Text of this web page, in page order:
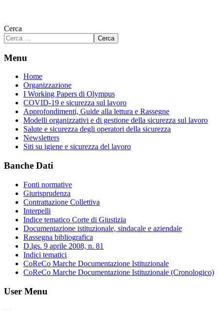
Cerca
Cerca
Menu
Home
Organizzazione
I Working Papers di Olympus
COVID-19 e sicurezza sul lavoro
Approfondimenti, Guide alla lettura e Rassegne
Modelli organizzativi e di gestione della sicurezza sul lavoro
Salute e sicurezza degli operatori della sicurezza
Newsletters
Siti su igiene e sicurezza del lavoro
Banche Dati
Fonti normative
Giurisprudenza
Contrattazione Collettiva
Interpelli
Indice tematico Corte di Giustizia
Documentazione istituzionale, sindacale e aziendale
Rassegna bibliografica
D.lgs. 9 aprile 2008, n. 81
Indici tematici
CoReCo Marche Documentazione Istituzionale
CoReCo Marche Documentazione Istituzionale (Cronologico)
User Menu